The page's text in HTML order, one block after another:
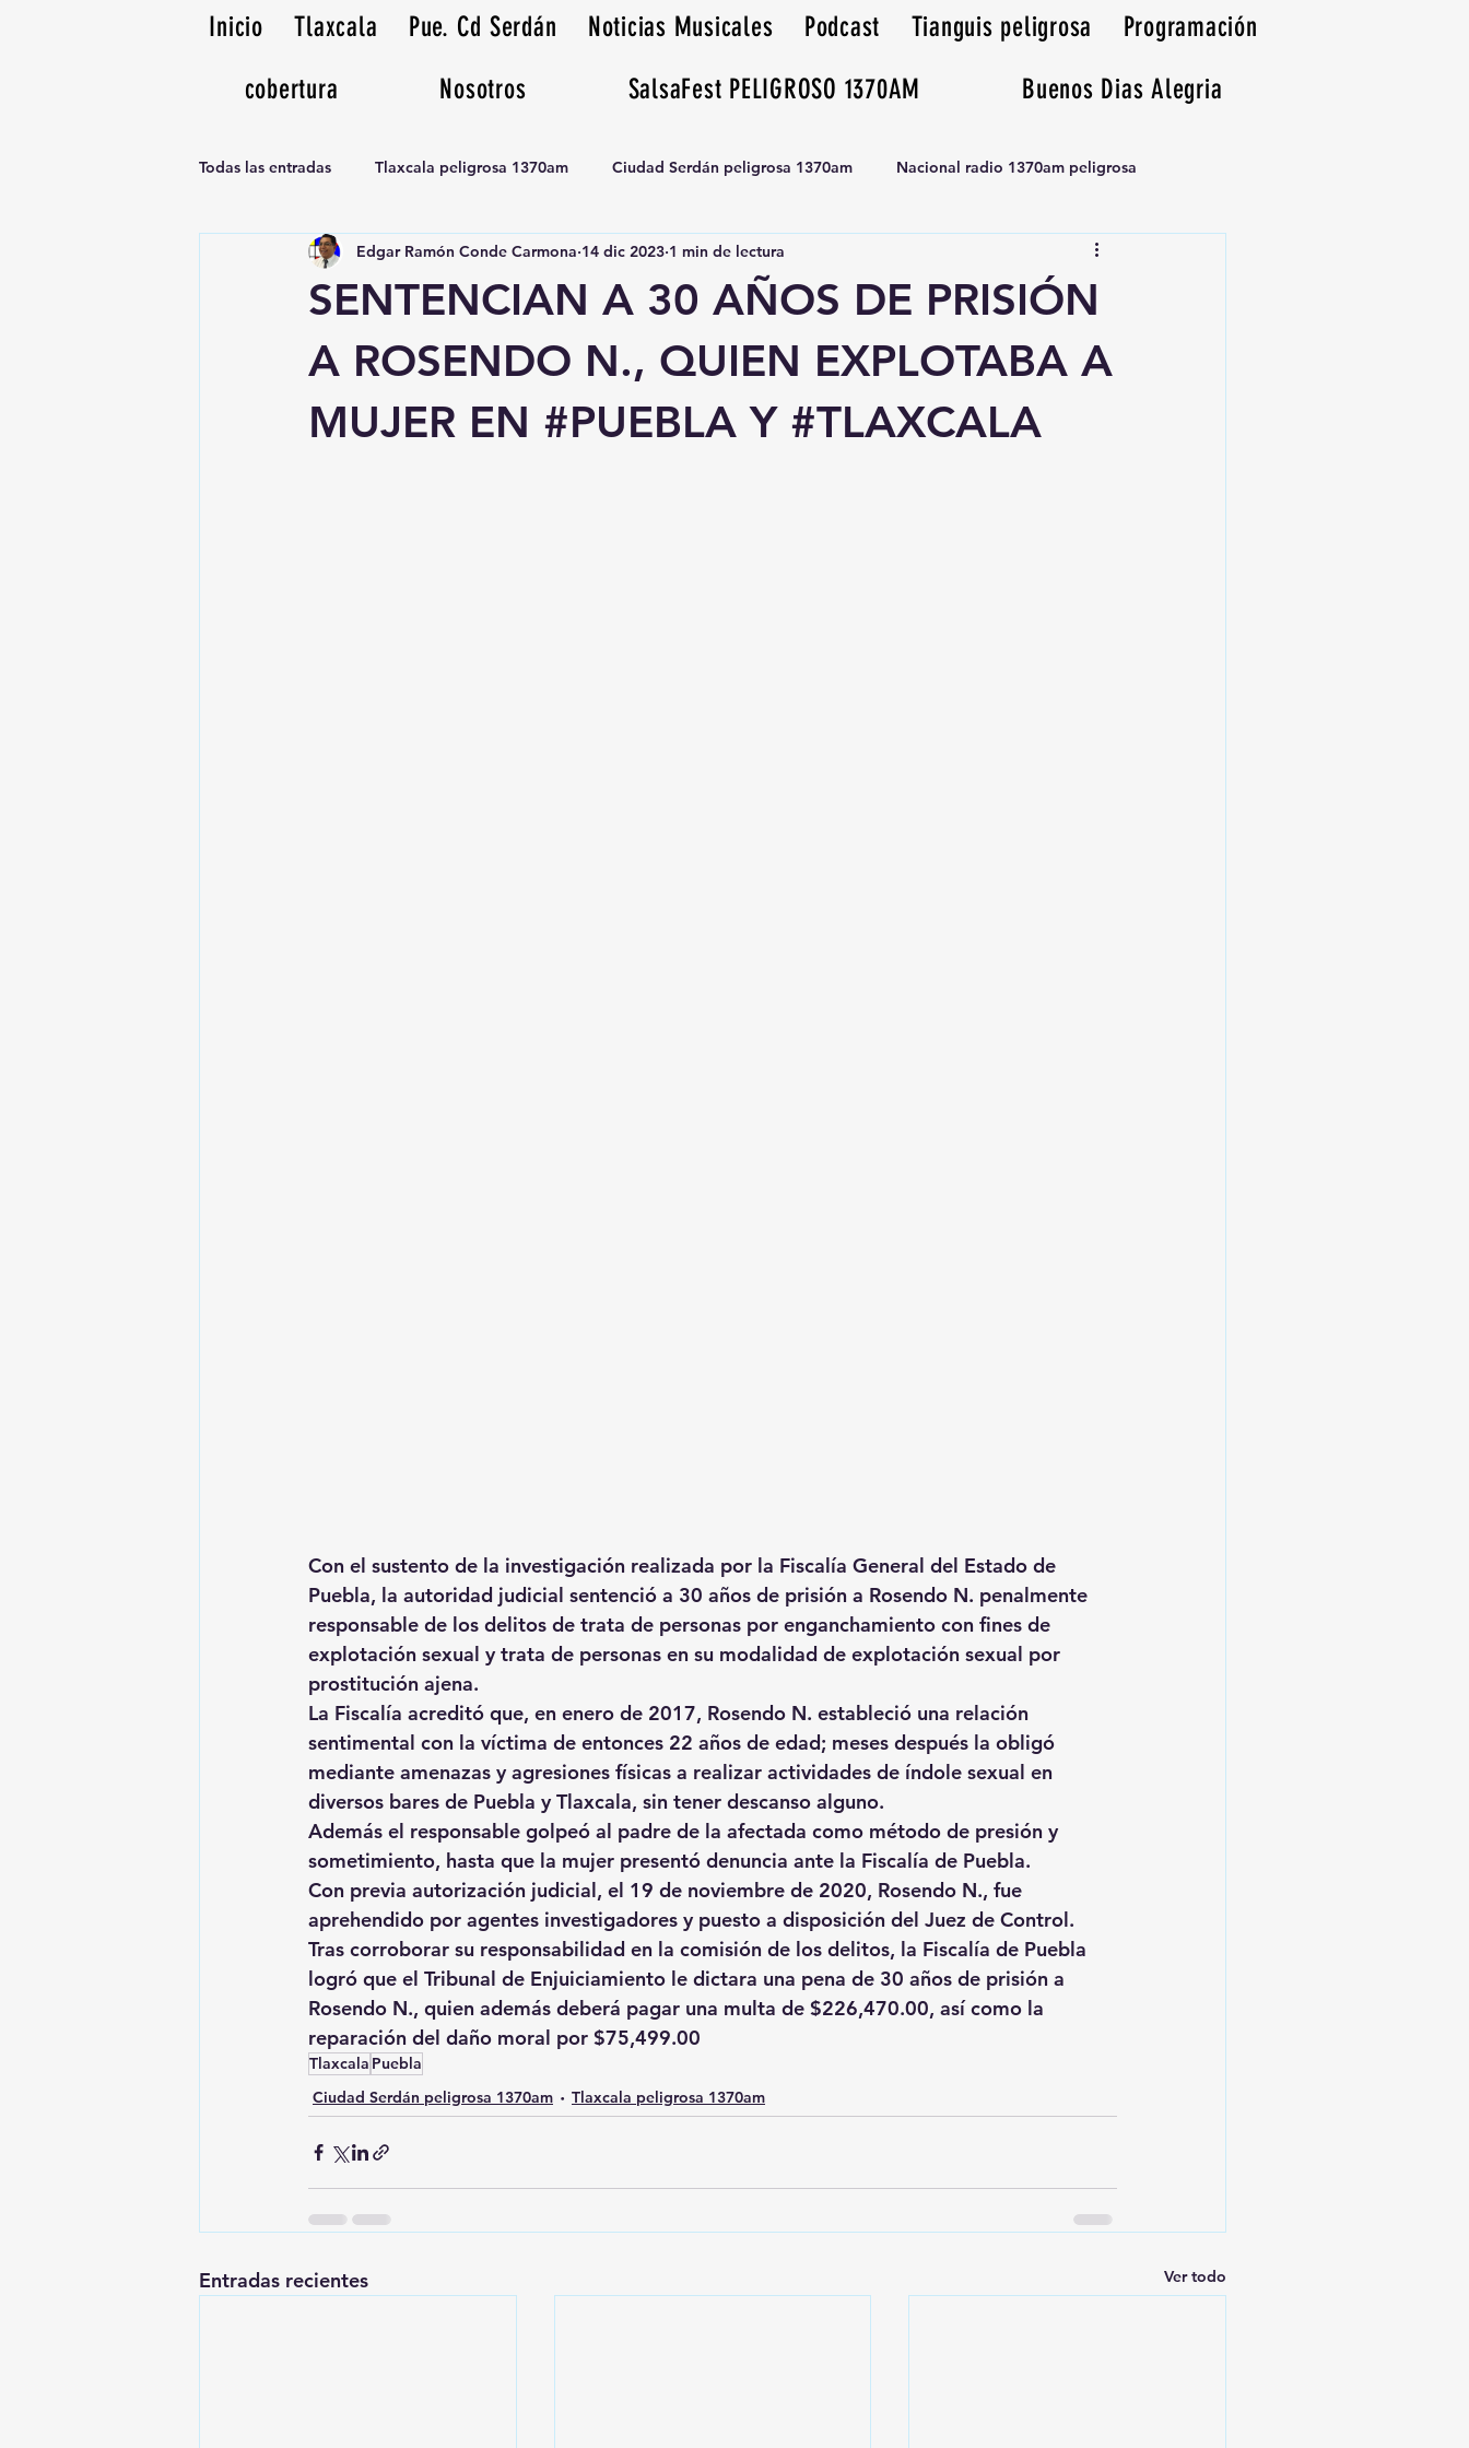
Inicio Tlaxcala Pue. Cd Serdán Noticias Musicales Podcast Tianguis peligrosa
Programación
cobertura
Nosotros SalsaFest PELIGROSO 1370AM Buenos Dias Alegria
Todas las entradas Tlaxcala peligrosa 1370am Ciudad Serdán peligrosa 1370am Nacional radio 1370am peligrosa
Noticias Musicales radio 1370am Tianguis peligrosa 1370am huamantla
SENTENCIAN A 30 AÑOS DE PRISIÓN
A ROSENDO N., QUIEN EXPLOTABA A
MUJER EN #PUEBLA Y #TLAXCALA
Edgar Ramón Conde Carmona 14 dic 2023 1 min de lectura
Con el sustento de la investigación realizada por la Fiscalía General del Estado de
Puebla, la autoridad judicial sentenció a 30 años de prisión a Rosendo N. penalmente
responsable de los delitos de trata de personas por enganchamiento con fines de
explotación sexual y trata de personas en su modalidad de explotación sexual por
prostitución ajena.
La Fiscalía acreditó que, en enero de 2017, Rosendo N. estableció una relación
sentimental con la víctima de entonces 22 años de edad; meses después la obligó
mediante amenazas y agresiones físicas a realizar actividades de índole sexual en
diversos bares de Puebla y Tlaxcala, sin tener descanso alguno.
Además el responsable golpeó al padre de la afectada como método de presión y
sometimiento, hasta que la mujer presentó denuncia ante la Fiscalía de Puebla.
Con previa autorización judicial, el 19 de noviembre de 2020, Rosendo N., fue
aprehendido por agentes investigadores y puesto a disposición del Juez de Control.
Tras corroborar su responsabilidad en la comisión de los delitos, la Fiscalía de Puebla
logró que el Tribunal de Enjuiciamiento le dictara una pena de 30 años de prisión a
Rosendo N., quien además deberá pagar una multa de $226,470.00, así como la
reparación del daño moral por $75,499.00
Tlaxcala Puebla
Ciudad Serdán peligrosa 1370am
Tlaxcala peligrosa 1370am
Entradas recientes Ver todo